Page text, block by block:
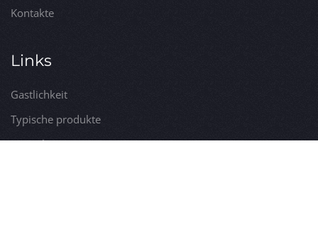
Kontakte
Links
Gastlichkeit
Typische produkte
Dienstleistungen